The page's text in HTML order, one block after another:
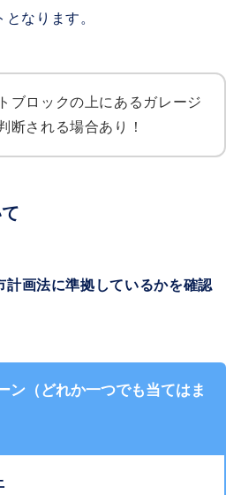
なります。
ブロックの上にあるガレージ
断される場合あり！
計画法に準拠しているかを確認
ン（どれか一つでも当てはま